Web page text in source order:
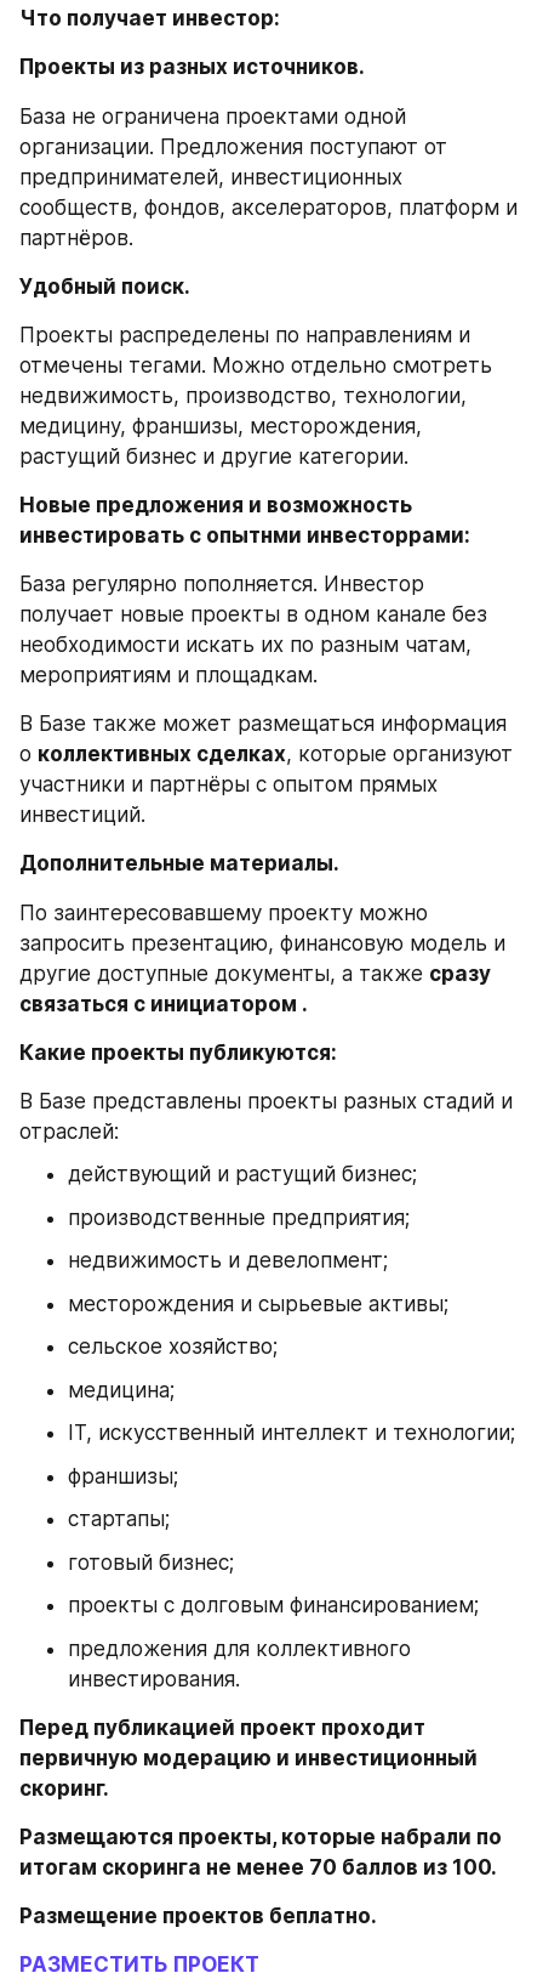
Что получает инвестор:
Проекты из разных источников.
База не ограничена проектами одной
организации. Предложения поступают от
предпринимателей, инвестиционных
сообществ, фондов, акселераторов, платформ и
партнёров.
Удобный поиск.
Проекты распределены по направлениям и
отмечены тегами. Можно отдельно смотреть
недвижимость, производство, технологии,
медицину, франшизы, месторождения,
растущий бизнес и другие категории.
Новые предложения и возможность
инвестировать с опытнми инвесторрами:
База регулярно пополняется. Инвестор
получает новые проекты в одном канале без
необходимости искать их по разным чатам,
мероприятиям и площадкам.
В Базе также может размещаться информация
о коллективных сделках, которые организуют
участники и партнёры с опытом прямых
инвестиций.
Дополнительные материалы.
По заинтересовавшему проекту можно
запросить презентацию, финансовую модель и
другие доступные документы, а также сразу
связаться с инициатором .
Какие проекты публикуются:
В Базе представлены проекты разных стадий и
отраслей:
действующий и растущий бизнес;
производственные предприятия;
недвижимость и девелопмент;
месторождения и сырьевые активы;
сельское хозяйство;
медицина;
IT, искусственный интеллект и технологии;
франшизы;
стартапы;
готовый бизнес;
проекты с долговым финансированием;
предложения для коллективного
инвестирования.
Перед публикацией проект проходит
первичную модерацию и инвестиционный
скоринг.
Размещаются проекты, которые набрали по
итогам скоринга не менее 70 баллов из 100.
Размещение проектов беплатно.
РАЗМЕСТИТЬ ПРОЕКТ